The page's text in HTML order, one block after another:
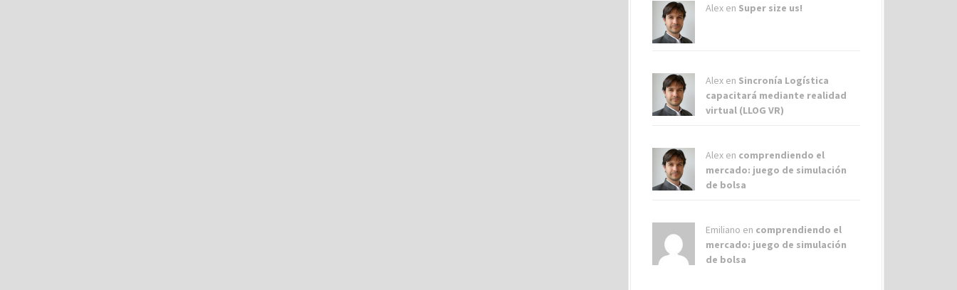
Alex en Super size us!
Alex en Sincronía Logística
capacitará mediante realidad
virtual (LLOG VR)
Alex en comprendiendo el
mercado: juego de simulación
de bolsa
Emiliano en comprendiendo el
mercado: juego de simulación
de bolsa